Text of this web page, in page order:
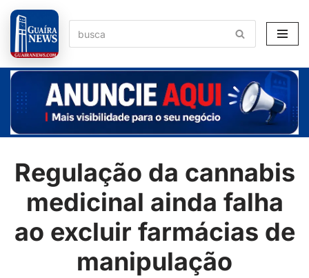
Pular
para
o
conteúdo
Regulação da cannabis
medicinal ainda falha
ao excluir farmácias de
manipulação